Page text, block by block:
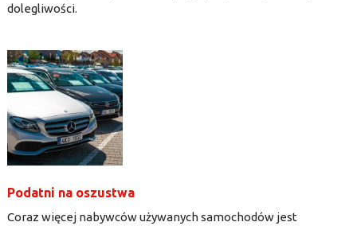
dolegliwości.
Podatni na oszustwa
Coraz więcej nabywców używanych samochodów jest